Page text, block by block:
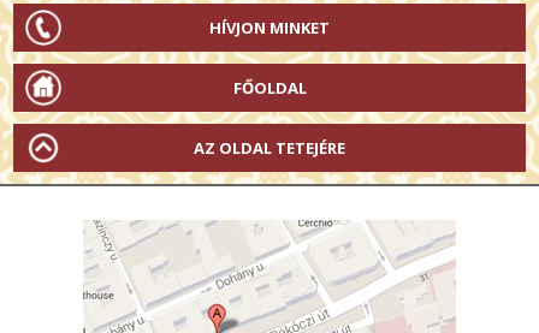
HÍVJON MINKET
FŐOLDAL
AZ OLDAL TETEJÉRE